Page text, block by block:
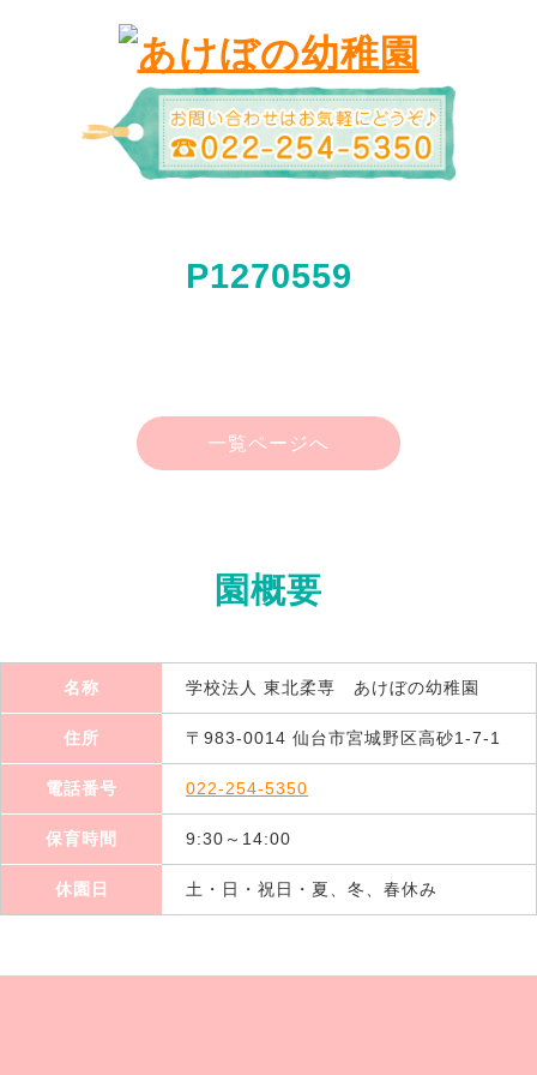
P1270559
一覧ページへ
園概要
名称 学校法人 東北柔専 あけぼの幼稚園
住所 〒983-0014 仙台市宮城野区高砂1-7-1
電話番号 022-254-5350
保育時間 9:30～14:00
休園日 土・日・祝日・夏、冬、春休み